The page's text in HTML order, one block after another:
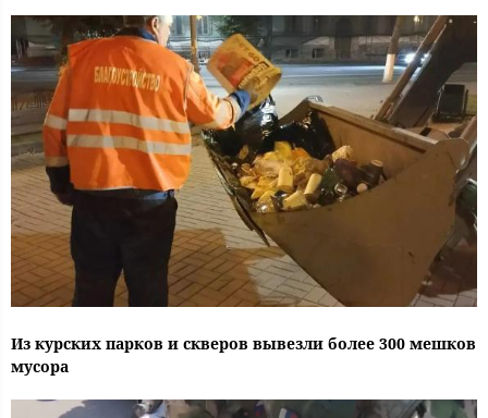
Из курских парков и скверов вывезли более 300 мешков
мусора